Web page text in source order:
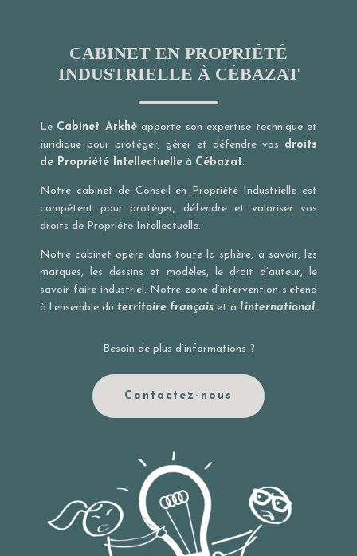
CABINET EN PROPRIÉTÉ
INDUSTRIELLE À CÉBAZAT
Le Cabinet Arkhèapporte son expertise technique et
juridique pour protéger, gérer et défendre vos droits
de Propriété Intellectuelle à Cébazat.
Notre cabinet de Conseil en Propriété Industrielle est
compétent pour protéger, défendre et valoriser vos
droits de Propriété Intellectuelle.
Notre cabinet opère dans toute la sphère, à savoir, les
marques, les dessins et modèles, le droit d’auteur, le
savoir-faire industriel. Notre zone d’intervention s’étend
à l’ensemble du territoire français et à l’international.
Besoin de plus d’informations ?
Contactez-nous